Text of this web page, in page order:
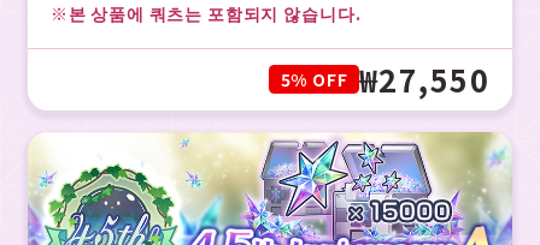
※본 상품에 쿼츠는 포함되지 않습니다.
₩27,550
5% OFF